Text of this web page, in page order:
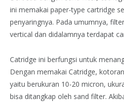
ini memakai paper-type cartridge
penyaringnya. Pada umumnya,
vertical dan didalamnya terdapat
Catridge ini berfungsi untuk
Dengan memakai Catridge,
yaitu berukuran 10-20 micron,
bisa ditangkap oleh sand filter.